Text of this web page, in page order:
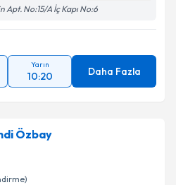
Apt. No:15/A İç Kapı No:6
Yarın
10:20 Daha Fazla
Özbay